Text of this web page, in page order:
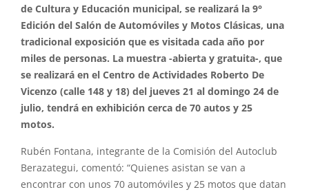
de Cultura y Educación municipal, se realizará la 9°
Edición del Salón de Automóviles y Motos Clásicas, una
tradicional exposición que es visitada cada año por
miles de personas. La muestra -abierta y gratuita-, que
se realizará en el Centro de Actividades Roberto De
Vicenzo (calle 148 y 18) del jueves 21 al domingo 24 de
julio, tendrá en exhibición cerca de 70 autos y 25
motos.
Rubén Fontana, integrante de la Comisión del Autoclub
Berazategui, comentó: “Quienes asistan se van a
encontrar con unos 70 automóviles y 25 motos que datan